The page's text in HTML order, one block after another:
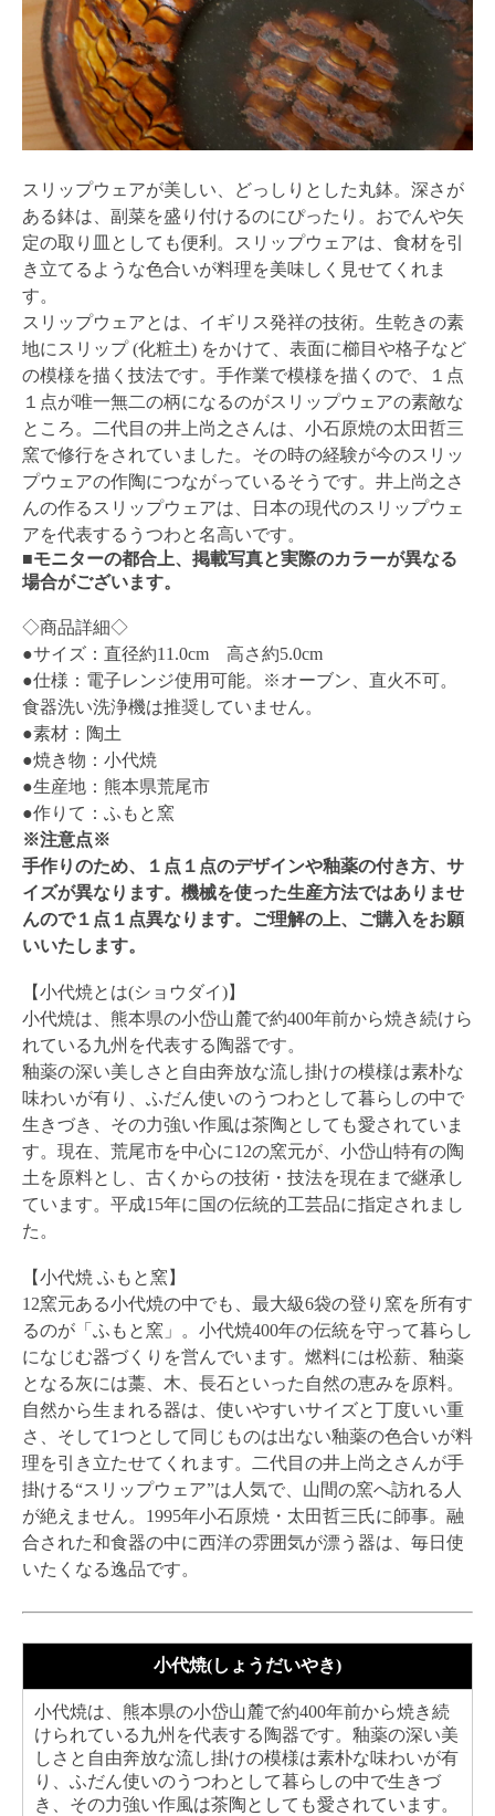
スリップウェアが美しい、どっしりとした丸鉢。深さが
ある鉢は、副菜を盛り付けるのにぴったり。おでんや矢
定の取り皿としても便利。スリップウェアは、食材を引
き立てるような色合いが料理を美味しく見せてくれま
す。
スリップウェアとは、イギリス発祥の技術。生乾きの素
地にスリップ (化粧土) をかけて、表面に櫛目や格子など
の模様を描く技法です。手作業で模様を描くので、１点
１点が唯一無二の柄になるのがスリップウェアの素敵な
ところ。二代目の井上尚之さんは、小石原焼の太田哲三
窯で修行をされていました。その時の経験が今のスリッ
プウェアの作陶につながっているそうです。井上尚之さ
んの作るスリップウェアは、日本の現代のスリップウェ
アを代表するうつわと名高いです。
■モニターの都合上、掲載写真と実際のカラーが異なる
場合がございます。
◇商品詳細◇
●サイズ：直径約11.0cm 高さ約5.0cm
●仕様：電子レンジ使用可能。※オーブン、直火不可。
食器洗い洗浄機は推奨していません。
●素材：陶土
●焼き物：小代焼
●生産地：熊本県荒尾市
●作りて：ふもと窯
※注意点※
手作りのため、１点１点のデザインや釉薬の付き方、サ
イズが異なります。機械を使った生産方法ではありませ
んので１点１点異なります。ご理解の上、ご購入をお願
いいたします。
【小代焼とは(ショウダイ)】
小代焼は、熊本県の小岱山麓で約400年前から焼き続けら
れている九州を代表する陶器です。
釉薬の深い美しさと自由奔放な流し掛けの模様は素朴な
味わいが有り、ふだん使いのうつわとして暮らしの中で
生きづき、その力強い作風は茶陶としても愛されていま
す。現在、荒尾市を中心に12の窯元が、小岱山特有の陶
土を原料とし、古くからの技術・技法を現在まで継承し
ています。平成15年に国の伝統的工芸品に指定されまし
た。
【小代焼 ふもと窯】
12窯元ある小代焼の中でも、最大級6袋の登り窯を所有す
るのが「ふもと窯」。小代焼400年の伝統を守って暮らし
になじむ器づくりを営んでいます。燃料には松薪、釉薬
となる灰には藁、木、長石といった自然の恵みを原料。
自然から生まれる器は、使いやすいサイズと丁度いい重
さ、そして1つとして同じものは出ない釉薬の色合いが料
理を引き立たせてくれます。二代目の井上尚之さんが手
掛ける“スリップウェア”は人気で、山間の窯へ訪れる人
が絶えません。1995年小石原焼・太田哲三氏に師事。融
合された和食器の中に西洋の雰囲気が漂う器は、毎日使
いたくなる逸品です。
小代焼(しょうだいやき)
小代焼は、熊本県の小岱山麓で約400年前から焼き続
けられている九州を代表する陶器です。釉薬の深い美
しさと自由奔放な流し掛けの模様は素朴な味わいが有
り、ふだん使いのうつわとして暮らしの中で生きづ
き、その力強い作風は茶陶としても愛されています。